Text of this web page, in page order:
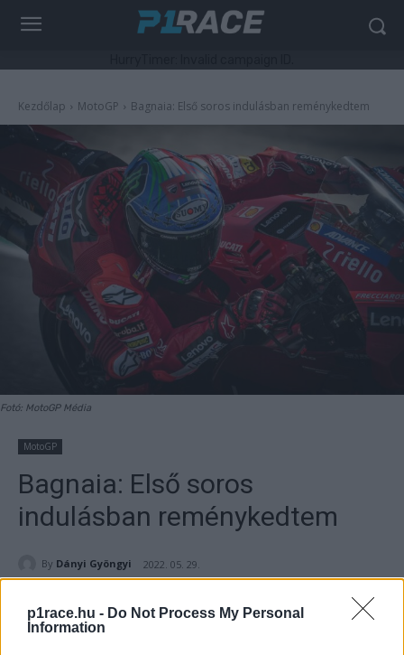
p1race.hu - Do Not Process My Personal
Information
Kezdőlap MotoGP Bagnaia: Első soros indulásban reménykedtem
Fotó: MotoGP Média
MotoGP
Bagnaia: Első soros
indulásban reménykedtem
By Dányi Gyöngyi 2022. 05. 29.